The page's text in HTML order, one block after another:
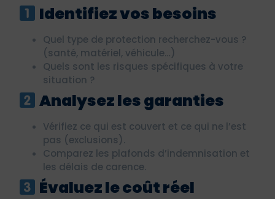
Identifiez vos besoins
Quel type de protection recherchez-vous ?
(santé, matériel, véhicule…)
Quels sont les risques spécifiques à votre
situation ?
Analysez les garanties
Vérifiez ce qui est couvert et ce qui ne l’est
pas (exclusions).
Comparez les plafonds d’indemnisation et
les délais de carence.
Évaluez le coût réel